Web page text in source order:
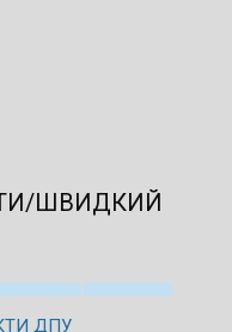
ШВИДКИЙ
ДПУ